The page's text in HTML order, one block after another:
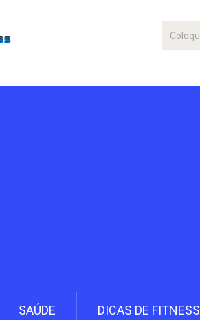
SAÚDE DICAS DE FITNESS